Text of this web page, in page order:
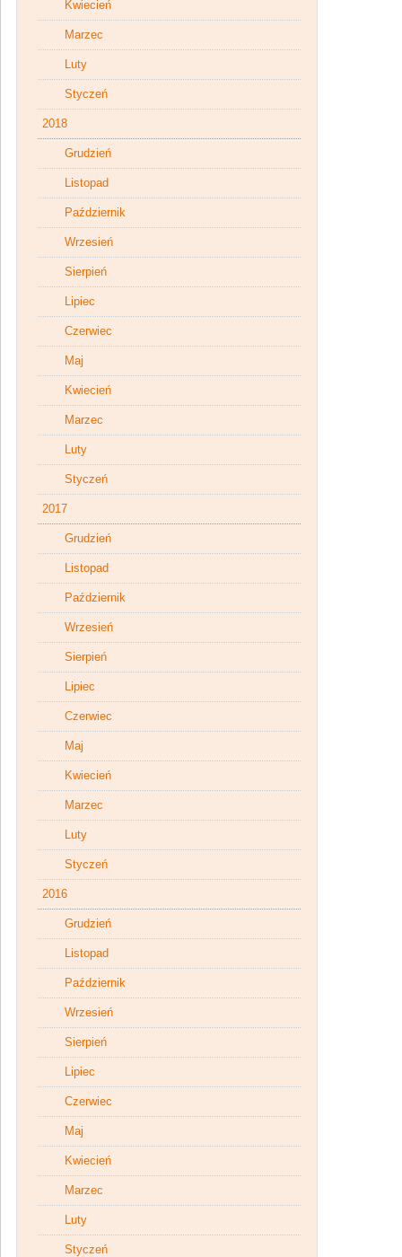
Kwiecień
Marzec
Luty
Styczeń
2018
Grudzień
Listopad
Październik
Wrzesień
Sierpień
Lipiec
Czerwiec
Maj
Kwiecień
Marzec
Luty
Styczeń
2017
Grudzień
Listopad
Październik
Wrzesień
Sierpień
Lipiec
Czerwiec
Maj
Kwiecień
Marzec
Luty
Styczeń
2016
Grudzień
Listopad
Październik
Wrzesień
Sierpień
Lipiec
Czerwiec
Maj
Kwiecień
Marzec
Luty
Styczeń